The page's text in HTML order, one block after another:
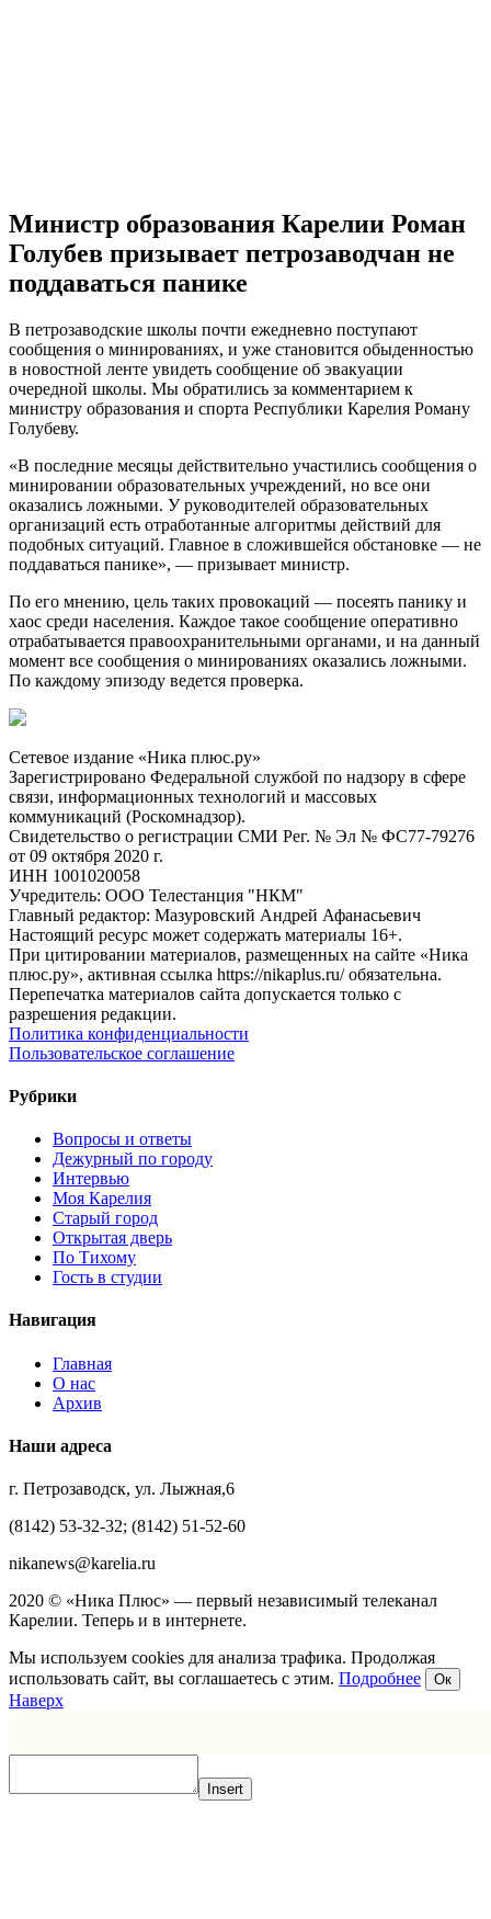
Министр образования Карелии Роман
Голубев призывает петрозаводчан не
поддаваться панике
В петрозаводские школы почти ежедневно поступают
сообщения о минированиях, и уже становится обыденностью
в новостной ленте увидеть сообщение об эвакуации
очередной школы. Мы обратились за комментарием к
министру образования и спорта Республики Карелия Роману
Голубеву.
«В последние месяцы действительно участились сообщения о
минировании образовательных учреждений, но все они
оказались ложными. У руководителей образовательных
организаций есть отработанные алгоритмы действий для
подобных ситуаций. Главное в сложившейся обстановке — не
поддаваться панике», — призывает министр.
По его мнению, цель таких провокаций — посеять панику и
хаос среди населения. Каждое такое сообщение оперативно
отрабатывается правоохранительными органами, и на данный
момент все сообщения о минированиях оказались ложными.
По каждому эпизоду ведется проверка.
Сетевое издание «Ника плюс.ру»
Зарегистрировано Федеральной службой по надзору в сфере
связи, информационных технологий и массовых
коммуникаций (Роскомнадзор).
Свидетельство о регистрации СМИ Рег. № Эл № ФС77-79276
от 09 октября 2020 г.
ИНН 1001020058
Учредитель: ООО Телестанция "НКМ"
Главный редактор: Мазуровский Андрей Афанасьевич
Настоящий ресурс может содержать материалы 16+.
При цитировании материалов, размещенных на сайте «Ника
плюс.ру», активная ссылка https://nikaplus.ru/ обязательна.
Перепечатка материалов сайта допускается только с
разрешения редакции.
Политика конфиденциальности
Пользовательское соглашение
Рубрики
Вопросы и ответы
Дежурный по городу
Интервью
Моя Карелия
Старый город
Открытая дверь
По Тихому
Гость в студии
Навигация
Главная
О нас
Архив
Наши адреса
г. Петрозаводск, ул. Лыжная,6
(8142) 53-32-32; (8142) 51-52-60
nikanews@karelia.ru
2020 © «Ника Плюс» — первый независимый телеканал
Карелии. Теперь и в интернете.
Мы используем cookies для анализа трафика. Продолжая
использовать сайт, вы соглашаетесь с этим. Подробнее Ок
Наверх
Insert